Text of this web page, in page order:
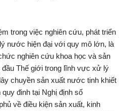
trong việc nghiên cứu, phát triển
nước hiện đại với quy mô lớn, là
nghiên cứu khoa học và sản
Thế giới trong lĩnh vực xử lý
chuyền sản xuất nước tinh khiết
đinh tại Nghị định số
về điều kiện sản xuất, kinh